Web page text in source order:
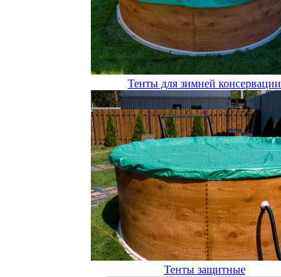
Тенты для зимней консервации
Тенты защитные